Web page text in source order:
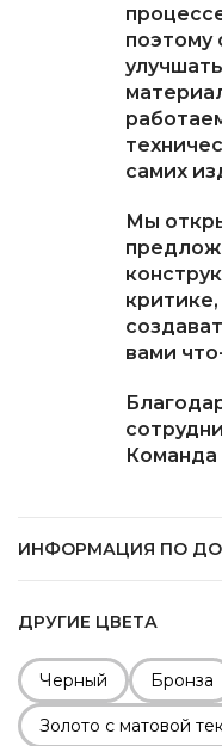
поэтому
самих
Мы
вами
Команда
ИНФОРМАЦИЯ ПО
ДРУГИЕ ЦВЕТА
Черный Бронза
Золото с матовой